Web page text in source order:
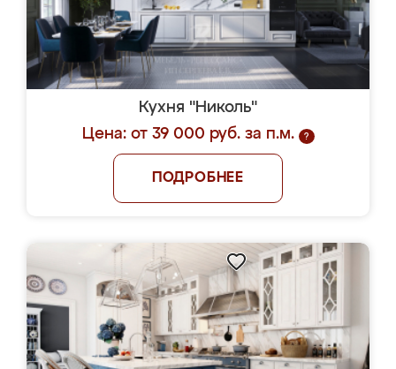
Кухня "Николь"
Цена: от 39 000 руб. за п.м.
?
ПОДРОБНЕЕ